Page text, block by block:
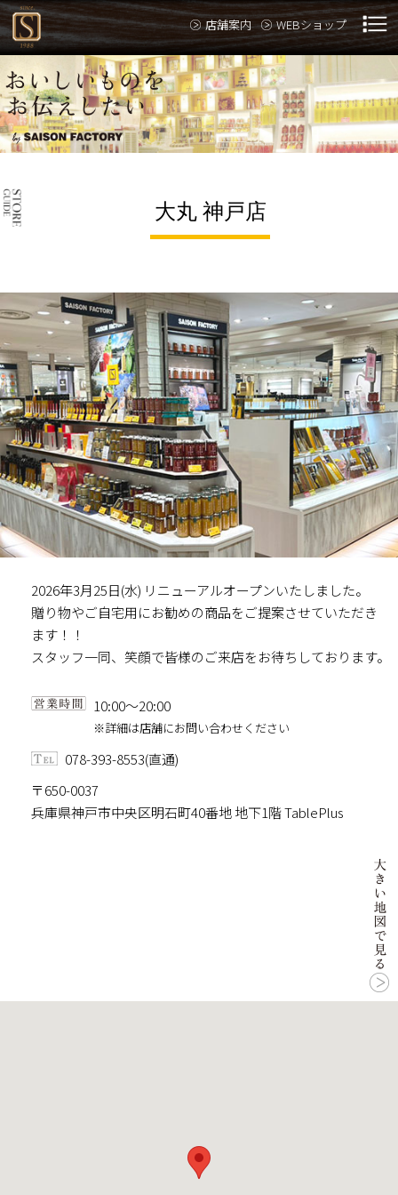
店舗案内 WEBショップ
大丸 神戸店
2026年3月25日(水) リニューアルオープンいたしました。
贈り物やご自宅用にお勧めの商品をご提案させていただき
ます！！
スタッフ一同、笑顔で皆様のご来店をお待ちしております。
10:00～20:00
※詳細は店舗にお問い合わせください
078-393-8553(直通)
〒650-0037
兵庫県神戸市中央区明石町40番地 地下1階 TablePlus